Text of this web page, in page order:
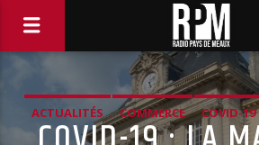
ACTUALITÉS COMMERCE COVID-19